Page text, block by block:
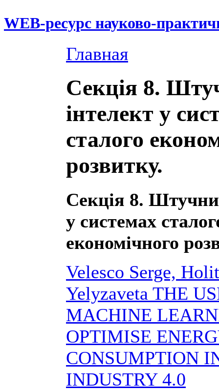
WEB-ресурс науково-
Главная
Секція 8.
інтелект у
сталого
розвитку.
Секція 8.
у системах
економічного
Velesco Serge,
Yelyzaveta THE
MACHINE
OPTIMISE
CONSUMPTION
INDUSTRY 4.0